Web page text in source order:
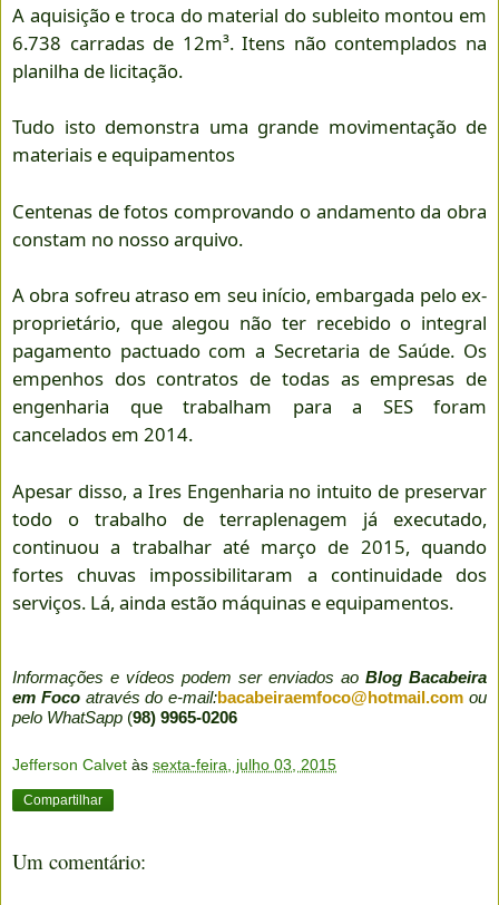
A aquisição e troca do material do subleito montou em
6.738 carradas de 12m³. Itens não contemplados na
planilha de licitação.
Tudo isto demonstra uma grande movimentação de
materiais e equipamentos
Centenas de fotos comprovando o andamento da obra
constam no nosso arquivo.
A obra sofreu atraso em seu início, embargada pelo ex-
proprietário, que alegou não ter recebido o integral
pagamento pactuado com a Secretaria de Saúde. Os
empenhos dos contratos de todas as empresas de
engenharia que trabalham para a SES foram
cancelados em 2014.
Apesar disso, a Ires Engenharia no intuito de preservar
todo o trabalho de terraplenagem já executado,
continuou a trabalhar até março de 2015, quando
fortes chuvas impossibilitaram a continuidade dos
serviços. Lá, ainda estão máquinas e equipamentos.
Informações e vídeos podem ser enviados ao Blog Bacabeira
em Focoatravés do e-mail:bacabeiraemfoco@hotmail.com ou
pelo WhatSapp (98) 9965-0206
Jefferson Calvet às sexta-feira, julho 03, 2015
Compartilhar
Um comentário: